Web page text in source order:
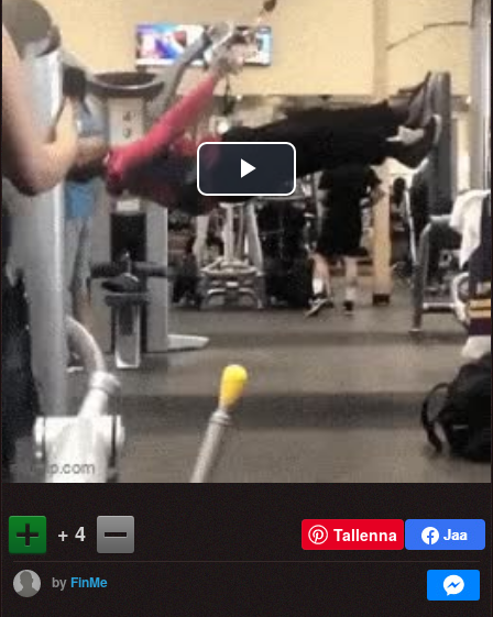
Play
Video
+ 4 Tallenna
byFinMe